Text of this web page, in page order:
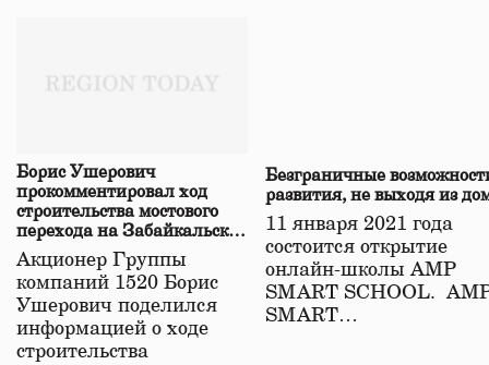
Борис Ушерович
прокомментировал ход
строительства мостового
перехода на Забайкальской
железной дороге
Акционер Группы
компаний 1520 Борис
Ушерович поделился
информацией о ходе
строительства
Безграничные
развития, не выходя из
11 января 2021 года
состоится открытие
онлайн-школы АМР
SMART SCHOOL.
SMART…